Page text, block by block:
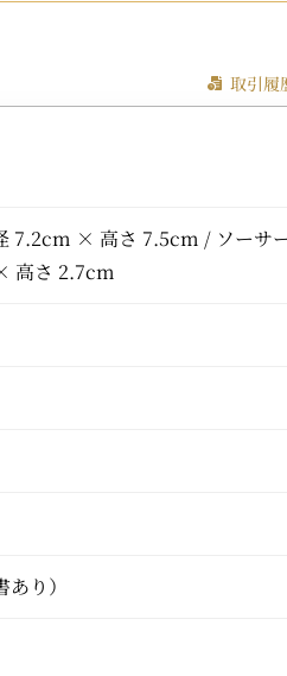
取引履
7.2cm × 高さ 7.5cm / ソーサ
高さ 2.7cm
り）